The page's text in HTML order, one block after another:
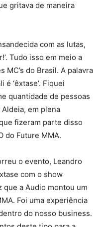
gritava de maneira
com as lutas,
Tudo isso em meio a
MC’s do Brasil. A palavra
‘êxtase’. Fiquei
quantidade de pessoas
em plena
fizeram parte disso
do Future MMA.
o evento, Leandro
com o show
que a Audio montou um
Foi uma experiência
do nosso business.